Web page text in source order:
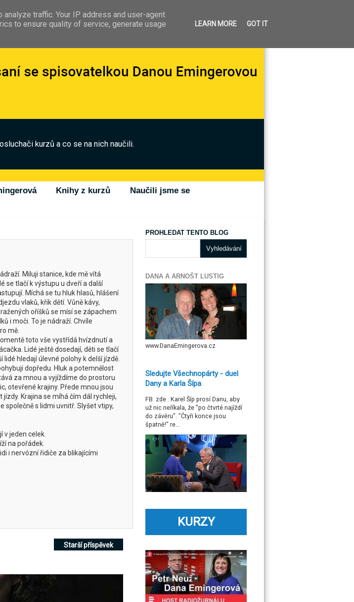
kurzů a co se na nich naučili.
Knihy z kurzů
Naučili jsme se
Miluji stanice, kde mě vítá
se tlačí k výstupu u dveří a další
Míchá se tu hluk hlasů, hlášení
vlaků, křik dětí. Vůně kávy,
oříšků se mísí se zápachem
i moči. To je nádraží. Chvíle
mě.
toto vše vystřídá hvízdnutí a
Lidé ještě dosedají, děti se tlačí
lidé hledají úlevné polohy k delší jízdě.
dopředu. Hluk a potemnělost
za mnou a vyjíždíme do prostoru
otevřené krajiny. Přede mnou jsou
Krajina se míhá čím dál rychleji,
společně s lidmi uvnitř. Slyšet vtipy,
v jeden celek.
na pořádek.
i nervózní řidiče za blikajícími
Starší příspěvek
PROHLEDAT TENTO BLOG
DANA A ARNOŠT LUSTIG
www.DanaEmingerova.cz
Sledujte Všechnopárty - duel
Dany a Karla Šípa
FB zde . Karel Šíp prosí Danu, aby
už nic neříkala, že "po čtvrté najíždí
do závěru". "Čtyři konce jsou
špatně!" re...
KURZY
traffic. Your IP address and user-agent
to ensure quality of service, generate usage
LEARN MORE GOT IT